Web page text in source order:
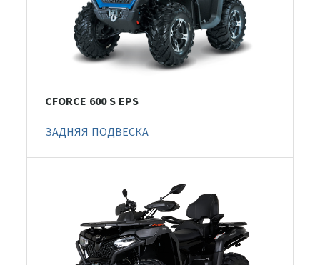
CFORCE 600 S EPS
ЗАДНЯЯ ПОДВЕСКА